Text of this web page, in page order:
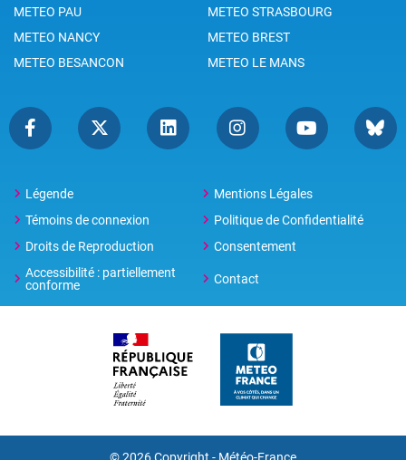
METEO PAU
METEO STRASBOURG
METEO NANCY
METEO BREST
METEO BESANCON
METEO LE MANS
Légende
Mentions Légales
Témoins de connexion
Politique de Confidentialité
Droits de Reproduction
Consentement
Accessibilité : partiellement
conforme
Contact